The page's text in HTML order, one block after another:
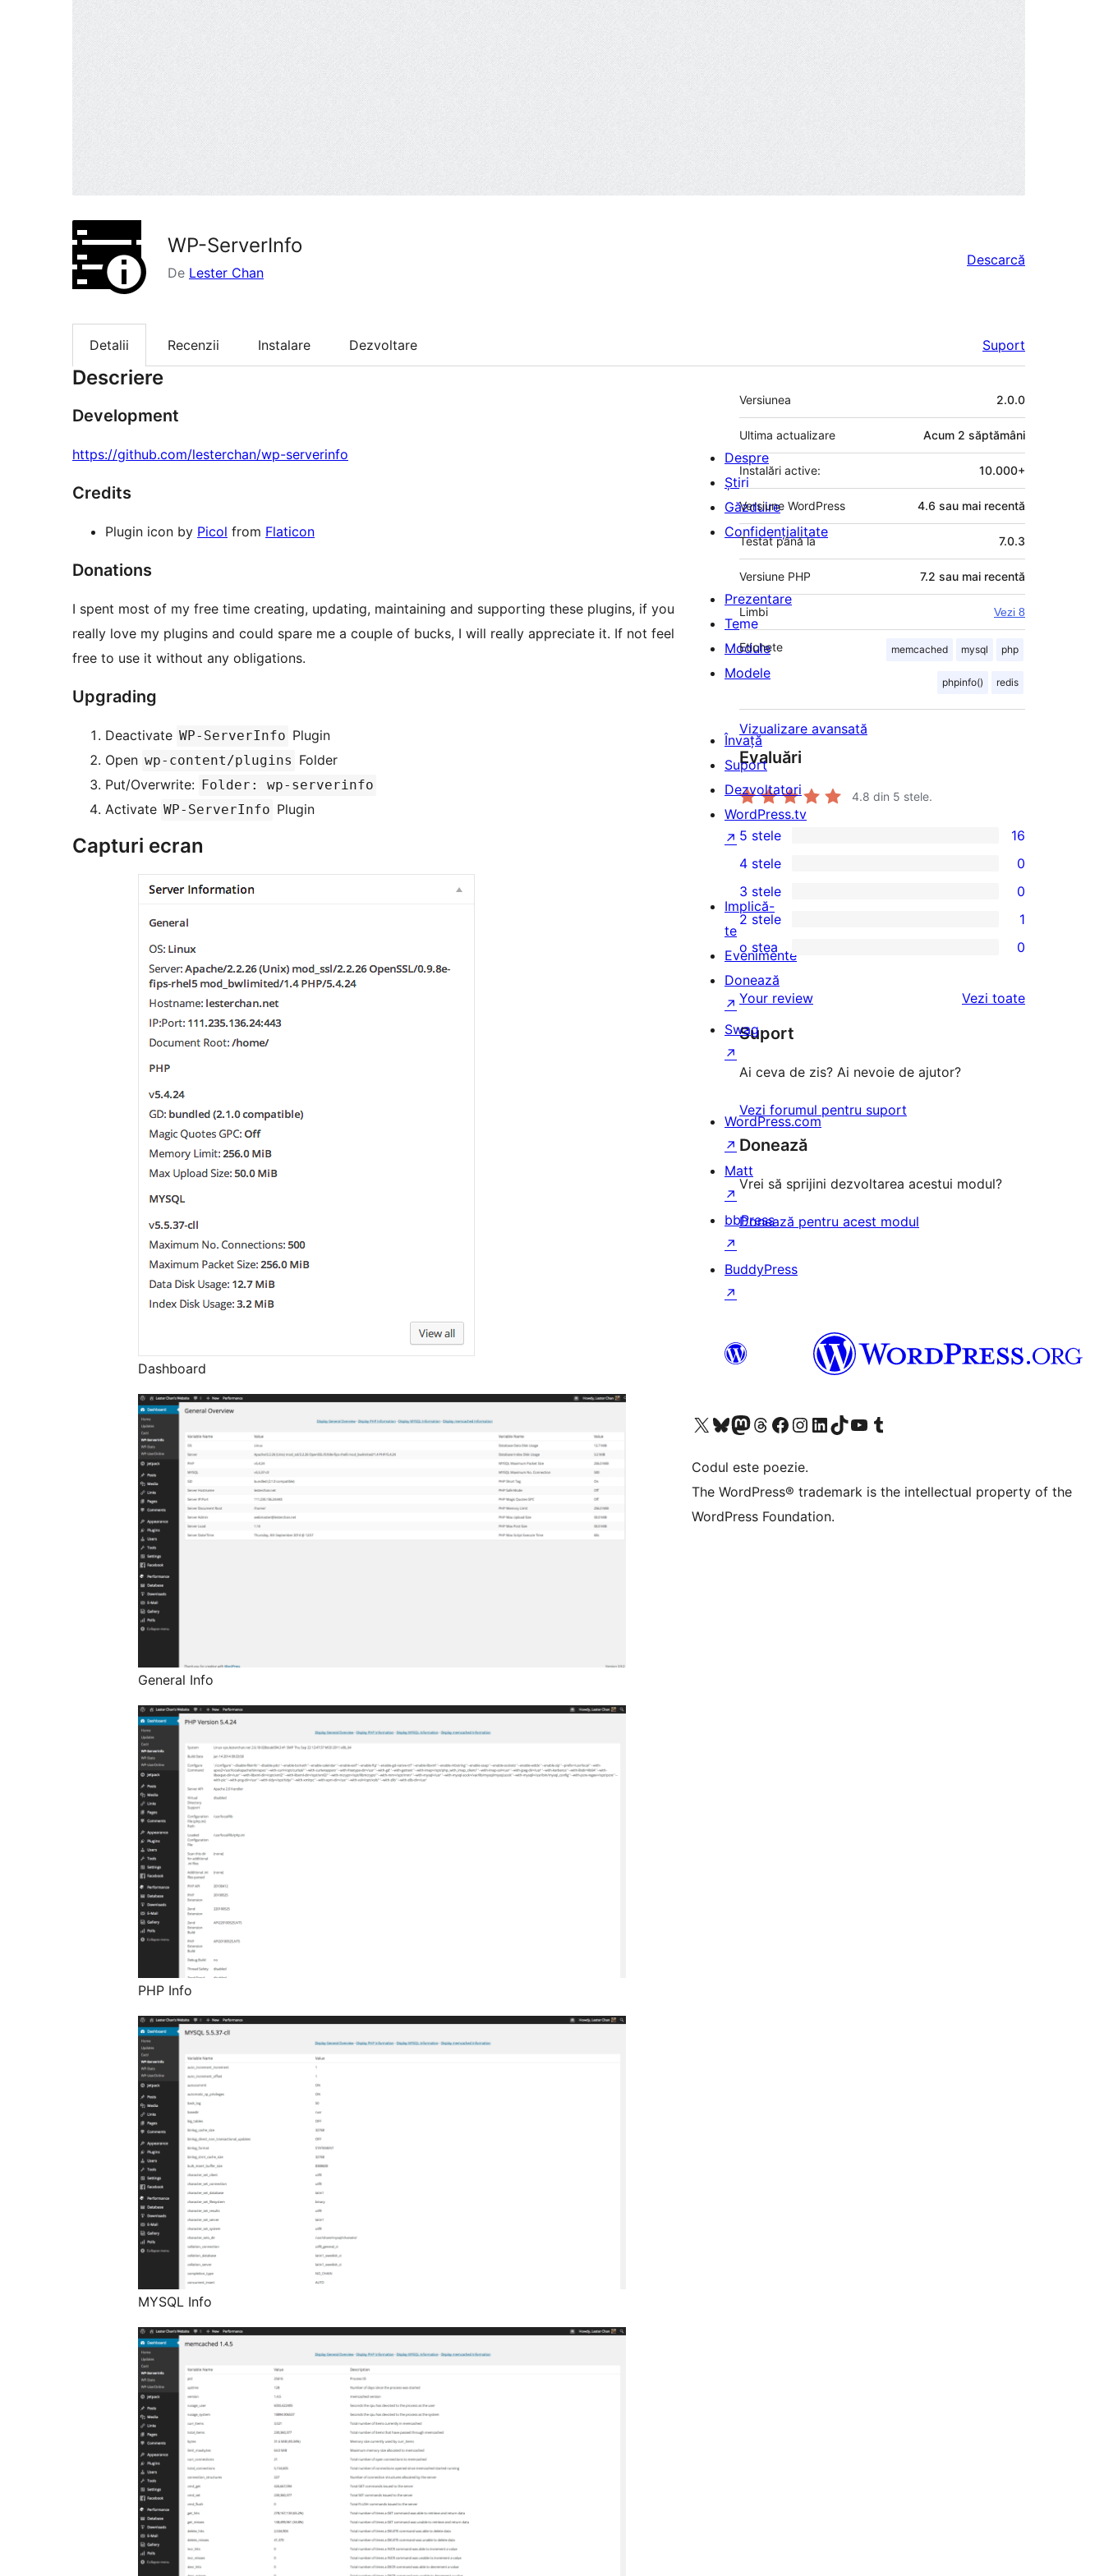
WP-ServerInfo
De Lester Chan
Descarcă
Detalii Recenzii Instalare Dezvoltare Suport
Descriere
Development
https://github.com/lesterchan/wp-serverinfo
Credits
Plugin icon by Picol from Flaticon
Donations
I spent most of my free time creating, updating, maintaining and supporting these plugins, if you
really love my plugins and could spare me a couple of bucks, I will really appreciate it. If not feel
free to use it without any obligations.
Upgrading
Deactivate WP-ServerInfo Plugin
Open wp-content/plugins Folder
Put/Overwrite: Folder: wp-serverinfo
Activate WP-ServerInfo Plugin
Capturi ecran
Dashboard
General Info
PHP Info
MYSQL Info
Meta
Versiunea 2.0.0
Ultima actualizare Acum 2 săptămâni
Instalări active: 10.000+
Versiune WordPress 4.6 sau mai recentă
Testat până la 7.0.3
Versiune PHP 7.2 sau mai recentă
Limbi Vezi 8
Etichete memcached mysql php
phpinfo() redis
Vizualizare avansată
Evaluări
4.8 din 5 stele.
16
5
–
recenzii
(stele)
5 stele 16
4
–
recenzii
(stele)
4 stele 0
0
3
–
recenzii
(stele)
3 stele 0
2
–
recenzie
(stele)
2 stele 1
0
1
–
recenzii
o stea 0
Your review Vezi toaterecenziile
Suport
Ai ceva de zis? Ai nevoie de ajutor?
Vezi forumul pentru suport
Donează
Vrei să sprijini dezvoltarea acestui modul?
Donează pentru acest modul
Despre
Știri
Găzduire
Confidențialitate
Prezentare
Teme
Module
Modele
Învață
Suport
Dezvoltatori
WordPress.tv
↗
Implică-
te
Evenimente
Donează
↗
Swag
↗
WordPress.com
↗
Matt
↗
bbPress
↗
BuddyPress
↗
Mergi la contul nostru X (fost Twitter)
Vizitează contul nostru Bluesky
Vizitează contul nostru Mastodon
Vizitează contul nostru Threads
Vizitează pagina noastră Facebook
Vizitează-ne pe Instagram
Vizitează-ne pe LinkedIn
Vizitează contul nostru TikTok
Vizitează canalul nostru YouTube
Vizitează contul nostru Tumblr
Codul este poezie.
The WordPress® trademark is the intellectual property of the
WordPress Foundation.